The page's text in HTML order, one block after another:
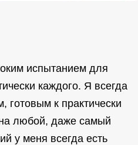
испытанием для
каждого. Я всегда
готовым к практически
любой, даже самый
у меня всегда есть